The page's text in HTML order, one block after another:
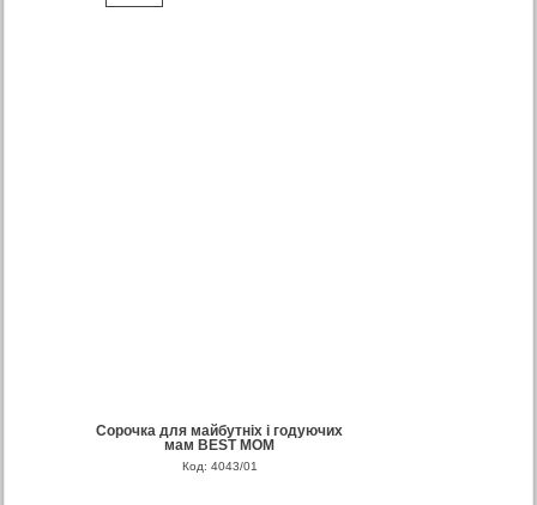
Сорочка для майбутніх і годуючих
мам BEST MOM
Код: 4043/01